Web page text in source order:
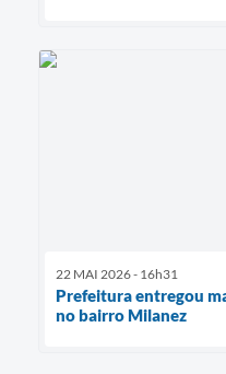
22 MAI 2026 - 16h31
Prefeitura entregou
no bairro Milanez